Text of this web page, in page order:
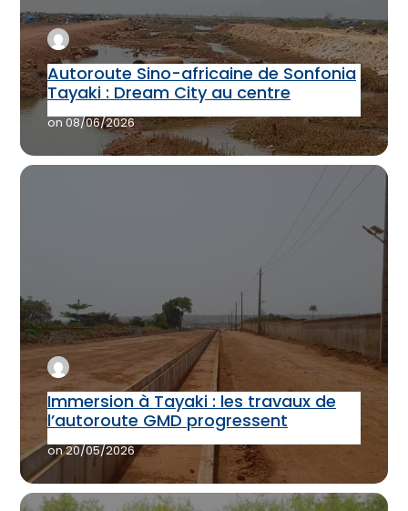
Autoroute Sino-africaine de Sonfonia
Tayaki : Dream City au centre
on08/06/2026
Immersion à Tayaki : les travaux de
l’autoroute GMD progressent
on20/05/2026